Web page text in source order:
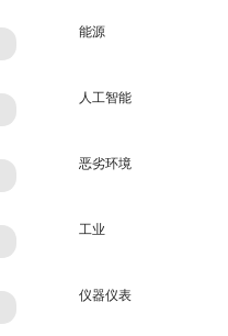
能源
人工智能
恶劣环境
工业
仪器仪表